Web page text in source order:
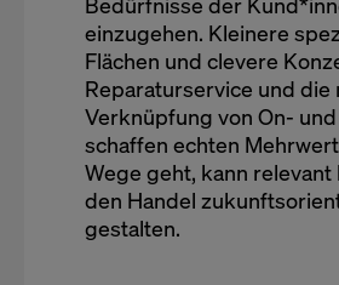
einzugehen. Kleinere
Flächen und clevere
Reparaturservice und die
Verknüpfung von On-
schaffen echten
Wege geht, kann
den Handel
gestalten.